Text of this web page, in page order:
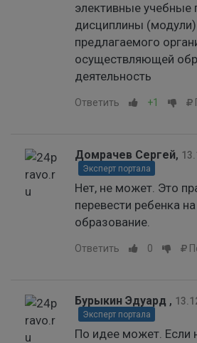
элективные учебные
дисциплины (модули)
предлагаемого
осуществляющей
деятельность
Ответить +1
Домрачев Сергей,
Эксперт портала
Нет, не может. Это
перевести ребенка
образование.
Ответить 0
Бурыкин Эдуард ,
Эксперт портала
По идее может. Если